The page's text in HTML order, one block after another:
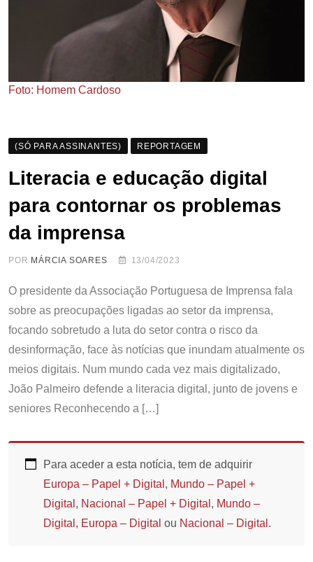
Foto: Homem Cardoso
(SÓ PARA ASSINANTES) REPORTAGEM
Literacia e educação digital
para contornar os problemas
da imprensa
POR MÁRCIA SOARES 13/04/2023
O presidente da Associação Portuguesa de Imprensa fala
sobre as preocupações ligadas ao setor da imprensa,
focando sobretudo a luta do setor contra o risco da
desinformação, face às notícias que inundam atualmente os
meios digitais. Num mundo cada vez mais digitalizado,
João Palmeiro defende a literacia digital, junto de jovens e
seniores Reconhecendo a […]
Para aceder a esta notícia, tem de adquirir
Europa – Papel + Digital , Mundo – Papel +
Digital , Nacional – Papel + Digital , Mundo –
Digital , Europa – Digital ou Nacional – Digital .